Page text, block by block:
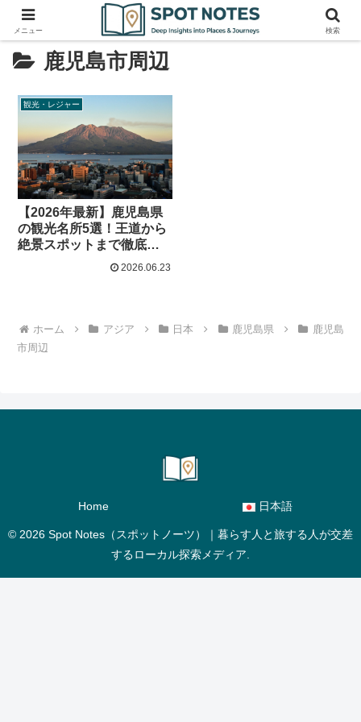
鹿児島市周辺
観光・レジャー
【2026年最新】鹿児島県
の観光名所5選！王道から
絶景スポットまで徹底解
2026.06.23
ホーム アジア 日本 鹿児島県
鹿児島
市周辺
Home 日本語
© 2026 Spot Notes（スポットノーツ）｜暮らす人と旅する人が交差
するローカル探索メディア.
メニュー 検索